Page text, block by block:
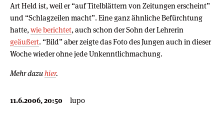
Art Held ist, weil er “auf Titelblättern von Zeitungen erscheint”
und “Schlagzeilen macht”. Eine ganz ähnliche Befürchtung
hatte, wie berichtet, auch schon der Sohn der Lehrerin
geäußert. “Bild” aber zeigte das Foto des Jungen auch in dieser
Woche wieder ohne jede Unkenntlichmachung.
Mehr dazuhier.
11.6.2006, 20:50 lupo